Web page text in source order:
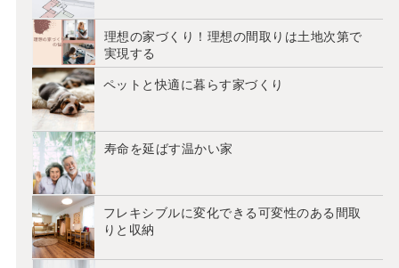
理想の家づくり！理想の間取りは土地次第で
実現する
ペットと快適に暮らす家づくり
寿命を延ばす温かい家
フレキシブルに変化できる可変性のある間取
りと収納